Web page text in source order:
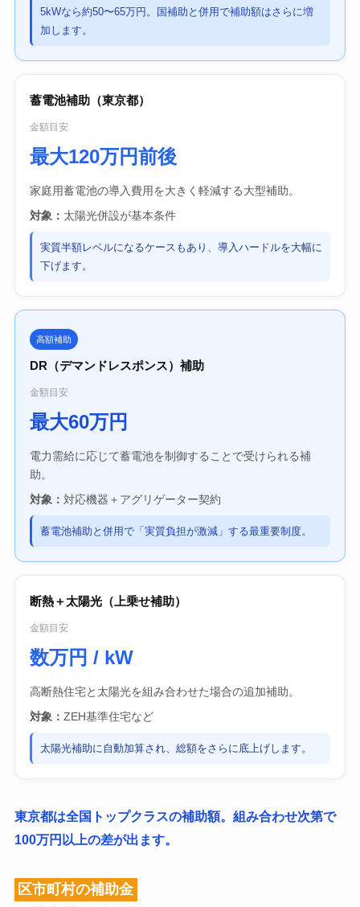
5kWなら約50〜65万円。国補助と併用で補助額はさらに増
加します。
蓄電池補助（東京都）
金額目安
最大120万円前後
家庭用蓄電池の導入費用を大きく軽減する大型補助。
対象： 太陽光併設が基本条件
実質半額レベルになるケースもあり、導入ハードルを大幅に
下げます。
高額補助
DR（デマンドレスポンス）補助
金額目安
最大60万円
電力需給に応じて蓄電池を制御することで受けられる補
助。
対象： 対応機器＋アグリゲーター契約
蓄電池補助と併用で「実質負担が激減」する最重要制度。
断熱＋太陽光（上乗せ補助）
金額目安
数万円 / kW
高断熱住宅と太陽光を組み合わせた場合の追加補助。
対象： ZEH基準住宅など
太陽光補助に自動加算され、総額をさらに底上げします。
東京都は全国トップクラスの補助額。組み合わせ次第で
100万円以上の差が出ます。
区市町村の補助金